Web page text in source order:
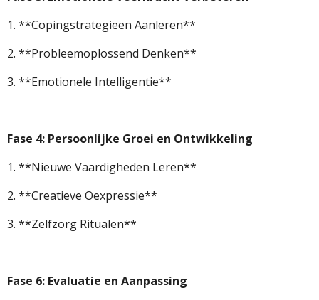
1. **Copingstrategieën Aanleren**
2. **Probleemoplossend Denken**
3. **Emotionele Intelligentie**
Fase 4: Persoonlijke Groei en Ontwikkeling
1. **Nieuwe Vaardigheden Leren**
2. **Creatieve Oexpressie**
3. **Zelfzorg Ritualen**
Fase 6: Evaluatie en Aanpassing